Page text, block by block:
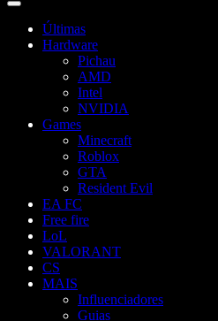
Abrir
Últimas
Hardware
Pichau
AMD
Intel
NVIDIA
Games
Minecraft
Roblox
GTA
Resident Evil
EA FC
Free fire
LoL
VALORANT
CS
MAIS
Influenciadores
Guias